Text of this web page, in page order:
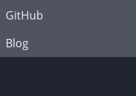
GitHub
Blog